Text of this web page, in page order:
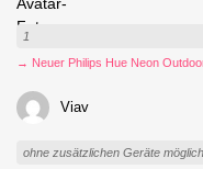
1
→ Neuer Philips Hue Neon
Viav
ohne zusätzlichen Geräte